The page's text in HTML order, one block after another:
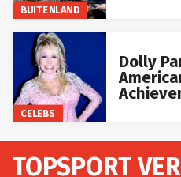
BUITENLAND
CELEBS
Dolly
TOPSPORT